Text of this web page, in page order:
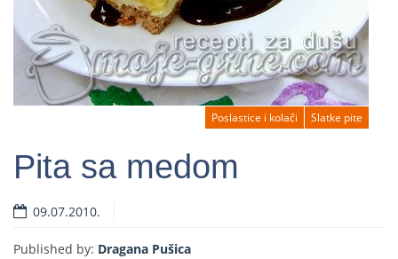
Poslastice i kolači Slatke pite
Pita sa medom
09.07.2010.
Published by: Dragana Pušica